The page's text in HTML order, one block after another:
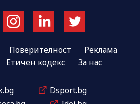
Поверителност
Реклама
Етичен кодекс За нас
Dsport.bg